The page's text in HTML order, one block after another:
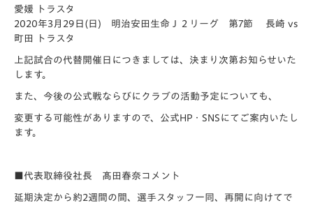
愛媛 トラスタ
2020年3月29日(日) 明治安田生命Ｊ２リーグ 第7節 長崎 vs
町田 トラスタ
上記試合の代替開催日につきましては、決まり次第お知らせいた
します。
また、今後の公式戦ならびにクラブの活動予定についても、
変更する可能性がありますので、公式HP・SNSにてご案内いたし
ます。
■代表取締役社長 髙田春奈コメント
延期決定から約2週間の間、選手スタッフ一同、再開に向けてで